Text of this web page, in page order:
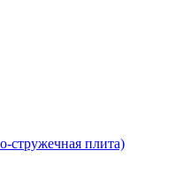
стружечная плита)